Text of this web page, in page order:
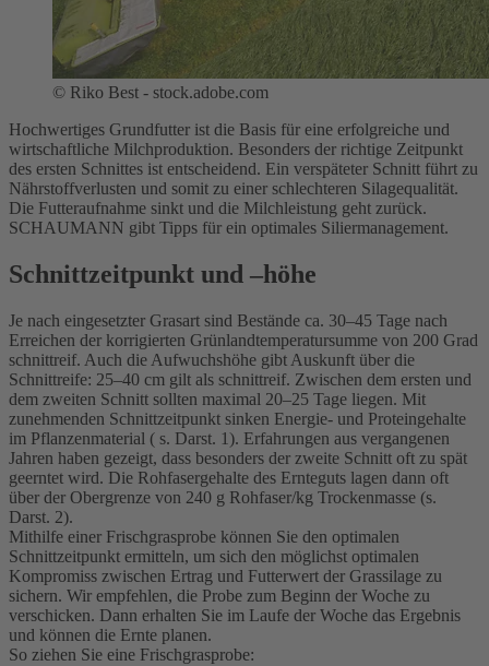
© Riko Best - stock.adobe.com
Hochwertiges Grundfutter ist die Basis für eine erfolgreiche und
wirtschaftliche Milchproduktion. Besonders der richtige Zeitpunkt
des ersten Schnittes ist entscheidend. Ein verspäteter Schnitt führt zu
Nährstoffverlusten und somit zu einer schlechteren Silagequalität.
Die Futteraufnahme sinkt und die Milchleistung geht zurück.
SCHAUMANN gibt Tipps für ein optimales Siliermanagement.
Schnittzeitpunkt und –höhe
Je nach eingesetzter Grasart sind Bestände ca. 30–45 Tage nach
Erreichen der korrigierten Grünlandtemperatursumme von 200 Grad
schnittreif. Auch die Aufwuchshöhe gibt Auskunft über die
Schnittreife: 25–40 cm gilt als schnittreif. Zwischen dem ersten und
dem zweiten Schnitt sollten maximal 20–25 Tage liegen. Mit
zunehmenden Schnittzeitpunkt sinken Energie- und Proteingehalte
im Pflanzenmaterial ( s. Darst. 1). Erfahrungen aus vergangenen
Jahren haben gezeigt, dass besonders der zweite Schnitt oft zu spät
geerntet wird. Die Rohfasergehalte des Ernteguts lagen dann oft
über der Obergrenze von 240 g Rohfaser/kg Trockenmasse (s.
Darst. 2).
Mithilfe einer Frischgrasprobe können Sie den optimalen
Schnittzeitpunkt ermitteln, um sich den möglichst optimalen
Kompromiss zwischen Ertrag und Futterwert der Grassilage zu
sichern. Wir empfehlen, die Probe zum Beginn der Woche zu
verschicken. Dann erhalten Sie im Laufe der Woche das Ergebnis
und können die Ernte planen.
So ziehen Sie eine Frischgrasprobe: